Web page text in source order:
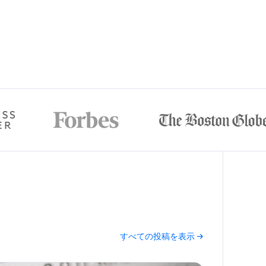
すべての投稿を表示 →